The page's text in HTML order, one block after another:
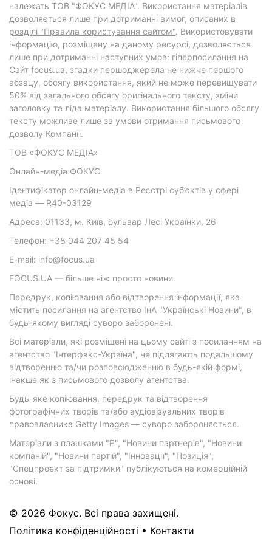
належать ТОВ "ФОКУС МЕДІА". Використання матеріалів
дозволяється лише при дотриманні вимог, описаних в
розділі "Правила користування сайтом". Використовувати
інформацію, розміщену на даному ресурсі, дозволяється
лише при дотриманні наступних умов: гіперпосилання на
Cайт focus.ua, згадки першоджерела не нижче першого
абзацу, обсягу використання, який не може перевищувати
50% від загального обсягу оригінального тексту, зміни
заголовку та ліда матеріалу. Використання більшого обсягу
тексту можливе лише за умови отримання письмового
дозволу Компанії.
ТОВ «ФОКУС МЕДІА»
Онлайн-медіа ФОКУС
Ідентифікатор онлайн-медіа в Реєстрі суб’єктів у сфері
медіа — R40-03129
Адреса: 01133, м. Київ, бульвар Лесі Українки, 26
Телефон: +38 044 207 45 54
E-mail: info@focus.ua
FOCUS.UA — більше ніж просто новини.
Передрук, копіювання або відтворення інформації, яка
містить посилання на агентство ІнА "Українські Новини", в
будь-якому вигляді суворо заборонені.
Всі матеріали, які розміщені на цьому сайті з посиланням на
агентство "Інтерфакс-Україна", не підлягають подальшому
відтворенню та/чи розповсюдженню в будь-якій формі,
інакше як з письмового дозволу агентства.
Будь-яке копіювання, передрук та відтворення
фотографічних творів та/або аудіовізуальних творів
правовласника Getty Images — суворо забороняється.
Матеріали з плашками "Р", "Новини партнерів", "Новини
компаній", "Новини партій", "Інновації", "Позиція",
"Спецпроект за підтримки" публікуються на комерційній
основі.
© 2026 Фокус. Всі права захищені.
Політика конфіденційності • Контакти